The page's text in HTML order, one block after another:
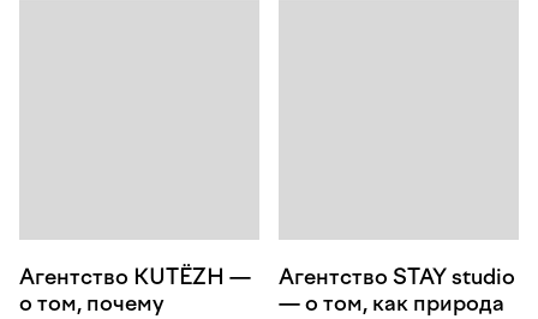
Агентство KUTËZH —
о том, почему
Агентство STAY studio
— о том, как природа